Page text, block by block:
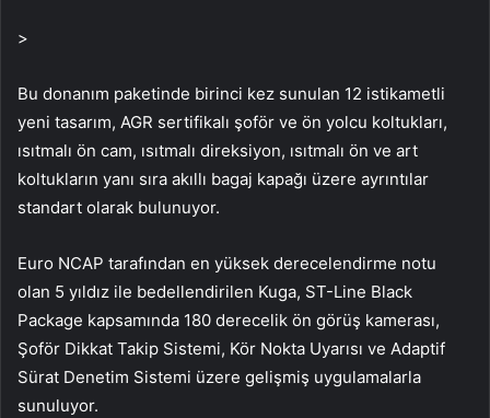
>
Bu donanım paketinde birinci kez sunulan 12 istikametli
yeni tasarım, AGR sertifikalı şoför ve ön yolcu koltukları,
ısıtmalı ön cam, ısıtmalı direksiyon, ısıtmalı ön ve art
koltukların yanı sıra akıllı bagaj kapağı üzere ayrıntılar
standart olarak bulunuyor.
Euro NCAP tarafından en yüksek derecelendirme notu
olan 5 yıldız ile bedellendirilen Kuga, ST-Line Black
Package kapsamında 180 derecelik ön görüş kamerası,
Şoför Dikkat Takip Sistemi, Kör Nokta Uyarısı ve Adaptif
Sürat Denetim Sistemi üzere gelişmiş uygulamalarla
sunuluyor.